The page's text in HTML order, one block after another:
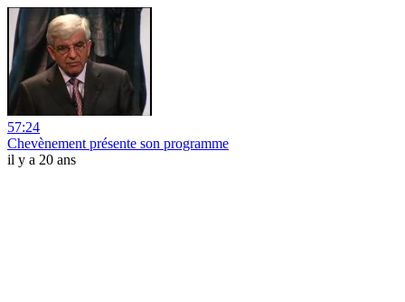
57:24
Chevènement présente son programme
il y a 20 ans